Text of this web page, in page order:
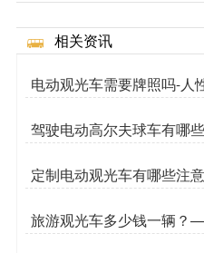
相关资讯
电动观光车需要牌照吗-人
设计[五菱]
驾驶电动高尔夫球车有哪
更要小心驾驶[五菱]
定制电动观光车有哪些注
为了美观[五菱]
旅游观光车多少钱一辆？
开进美丽乡村[五菱]